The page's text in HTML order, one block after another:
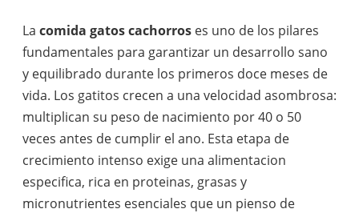
La comida gatos cachorros es uno de los pilares
fundamentales para garantizar un desarrollo sano
y equilibrado durante los primeros doce meses de
vida. Los gatitos crecen a una velocidad asombrosa:
multiplican su peso de nacimiento por 40 o 50
veces antes de cumplir el ano. Esta etapa de
crecimiento intenso exige una alimentacion
especifica, rica en proteinas, grasas y
micronutrientes esenciales que un pienso de